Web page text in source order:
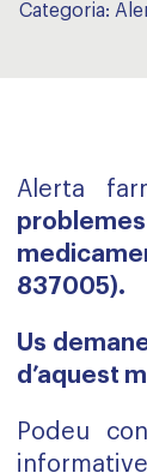
Categoria:
Alerta
837005).
Us
d’aquest
Podeu